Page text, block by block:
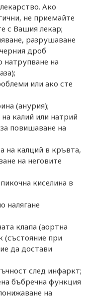
Ако
не приемайте
с Вашия лекар;
разрушаване
дроб
на
или ако сте
(анурия);
калий или натрий
повишаване на
на калций в кръвта,
на неговите
киселина в
налягане
клапа (аортна
(състояние при
да достави
след инфаркт;
бъбречна функция
на